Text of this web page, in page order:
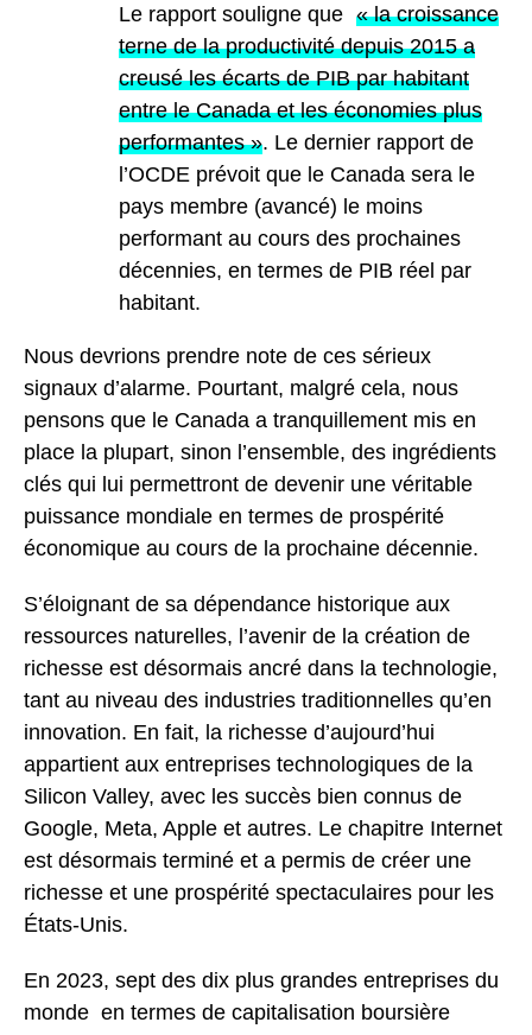
Le rapport souligne que « la croissance
terne de la productivité depuis 2015 a
creusé les écarts de PIB par habitant
entre le Canada et les économies plus
performantes ». Le dernier rapport de
l’OCDE prévoit que le Canada sera le
pays membre (avancé) le moins
performant au cours des prochaines
décennies, en termes de PIB réel par
habitant.
Nous devrions prendre note de ces sérieux
signaux d’alarme. Pourtant, malgré cela, nous
pensons que le Canada a tranquillement mis en
place la plupart, sinon l’ensemble, des ingrédients
clés qui lui permettront de devenir une véritable
puissance mondiale en termes de prospérité
économique au cours de la prochaine décennie.
S’éloignant de sa dépendance historique aux
ressources naturelles, l’avenir de la création de
richesse est désormais ancré dans la technologie,
tant au niveau des industries traditionnelles qu’en
innovation. En fait, la richesse d’aujourd’hui
appartient aux entreprises technologiques de la
Silicon Valley, avec les succès bien connus de
Google, Meta, Apple et autres. Le chapitre Internet
est désormais terminé et a permis de créer une
richesse et une prospérité spectaculaires pour les
États-Unis.
En 2023, sept des dix plus grandes entreprises du
monde en termes de capitalisation boursière